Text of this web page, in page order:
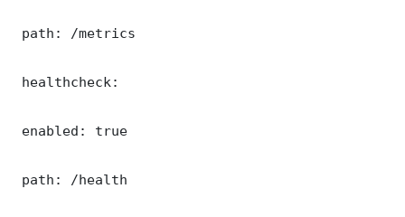
path: /metrics
healthcheck:
enabled: true
path: /health